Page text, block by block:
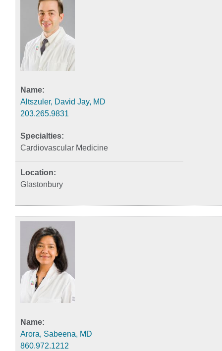
Altszuler, David Jay, MD
203.265.9831
Cardiovascular Medicine
Glastonbury
Arora, Sabeena, MD
860.972.1212